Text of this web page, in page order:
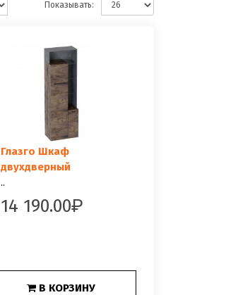
Показывать:
Глазго Шкаф
двухдверный
..
14 190.00
В КОРЗИНУ